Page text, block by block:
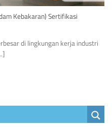
Kebakaran) Sertifikasi
di lingkungan kerja industri